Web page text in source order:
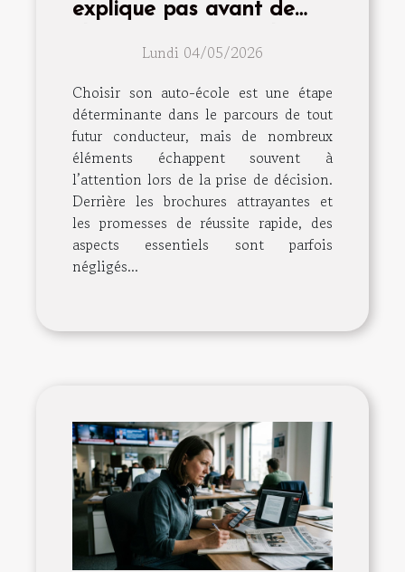
explique pas avant de
Lundi 04/05/2026
Choisir son auto-école est une étape
déterminante dans le parcours de tout
futur conducteur, mais de nombreux
éléments échappent souvent à
l’attention lors de la prise de décision.
Derrière les brochures attrayantes et
les promesses de réussite rapide, des
aspects essentiels sont parfois
négligés...